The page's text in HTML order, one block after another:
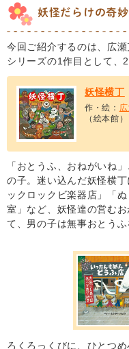
妖怪だらけの奇
今回ご紹介するのは、広
シリーズの1作目として、
妖怪横丁
作・絵：
（絵本館）
「おとうふ、おねがいね
の子。迷い込んだ妖怪横
ックロックビ楽器店」「
室」など、妖怪達の営む
て、男の子は無事おとう
ろくろっくびに、ひとつ